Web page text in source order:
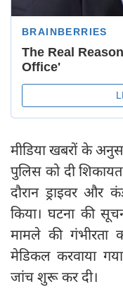
मीडिया खबरों के
पुलिस को दी
दौरान ड्राइवर
किया। घटना की
मामले की
मेडिकल करवाया
जांच शुरू कर दी।